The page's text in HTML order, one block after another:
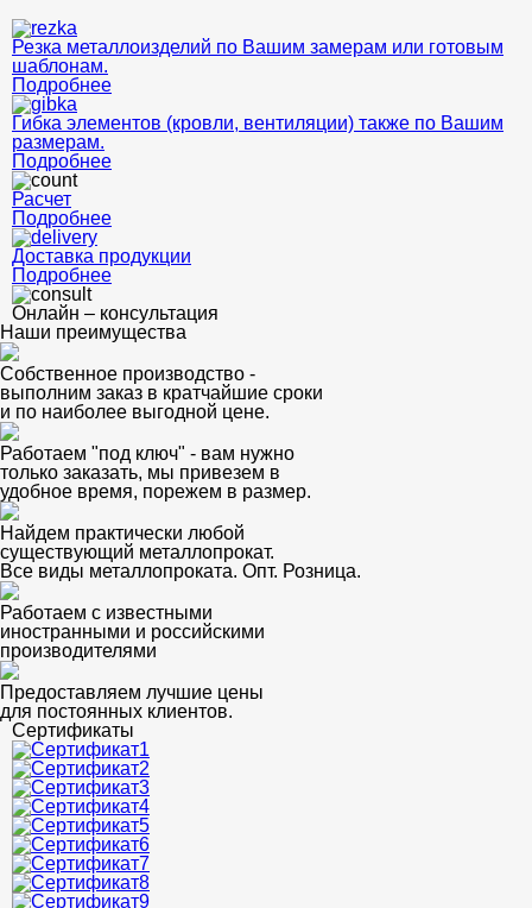
Резка металлоизделий по Вашим замерам или готовым
шаблонам.
Подробнее
Гибка элементов (кровли, вентиляции) также по Вашим
размерам.
Подробнее
Расчет
Подробнее
Доставка продукции
Подробнее
Онлайн – консультация
Наши преимущества
Собственное производство -
выполним заказ в кратчайшие сроки
и по наиболее выгодной цене.
Работаем "под ключ" - вам нужно
только заказать, мы привезем в
удобное время, порежем в размер.
Найдем практически любой
существующий металлопрокат.
Все виды металлопроката. Опт. Розница.
Работаем с известными
иностранными и российскими
производителями
Предоставляем лучшие цены
для постоянных клиентов.
Сертификаты